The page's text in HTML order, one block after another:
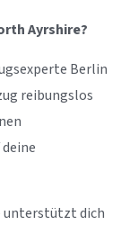
Ayrshire?
Berlin
reibungslos
unterstützt dich